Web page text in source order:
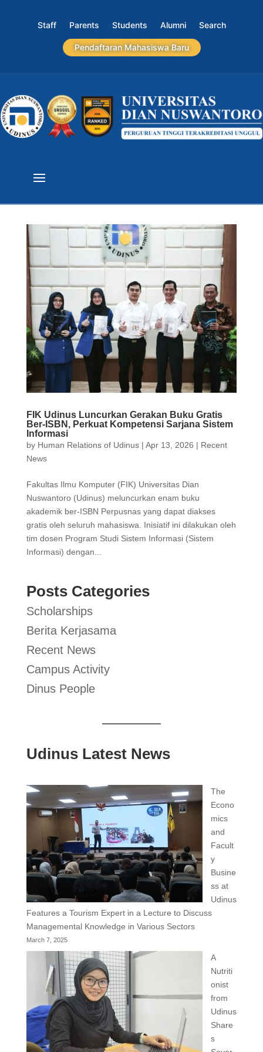
Staff Parents Students Alumni Search
Pendaftaran Mahasiswa Baru
FIK Udinus Luncurkan Gerakan Buku Gratis
Ber-ISBN, Perkuat Kompetensi Sarjana Sistem
Informasi
by Human Relations of Udinus| Apr 13, 2026 | Recent
News
Fakultas Ilmu Komputer (FIK) Universitas Dian
Nuswantoro (Udinus) meluncurkan enam buku
akademik ber-ISBN Perpusnas yang dapat diakses
gratis oleh seluruh mahasiswa. Inisiatif ini dilakukan oleh
tim dosen Program Studi Sistem Informasi (Sistem
Informasi) dengan...
Posts Categories
Scholarships
Berita Kerjasama
Recent News
Campus Activity
Dinus People
Udinus Latest News
The
Econo
mics
and
Facult
y
Busine
ss at
Udinus
Features a Tourism Expert in a Lecture to Discuss
Managemental Knowledge in Various Sectors
March 7, 2025
A
Nutriti
onist
from
Udinus
Share
s